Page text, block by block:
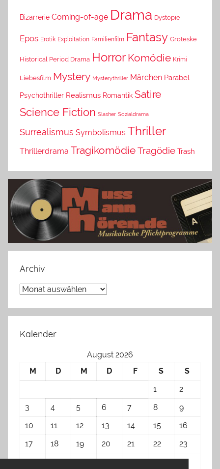
Bizarrerie Coming-of-age Drama Dystopie
Epos Erotik Exploitation Familienfilm Fantasy Groteske
Historical Period Drama Horror Komödie Krimi
Liebesfilm Mystery Mysterythriller Märchen Parabel
Psychothriller Realismus Romantik Satire
Science Fiction Slasher Sozialdrama
Surrealismus Symbolismus Thriller
Thrillerdrama TragikomödieTragödie Trash
Archiv
Archiv
Kalender
August 2026
M
D M D F S
S
1
2
3
4 5 6 7 8
9
10
11 12 13 14 15
16
17
18 19 20 21 22
23
24
25 26 27 28 29 30